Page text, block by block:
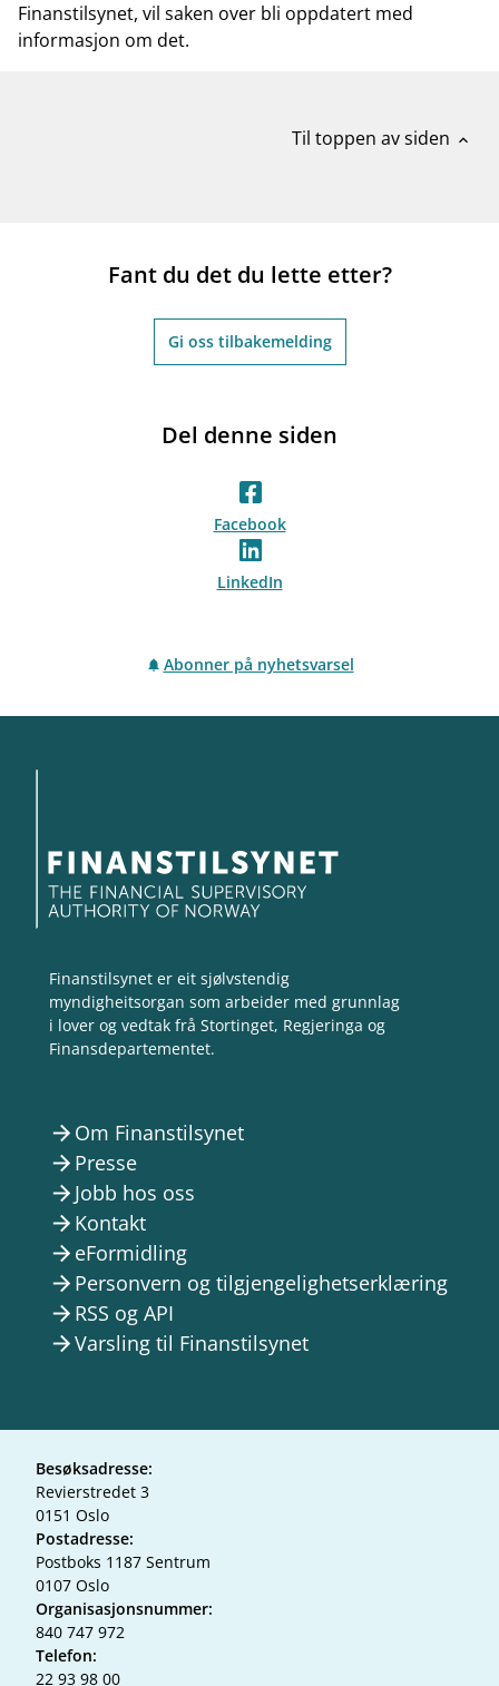
Finanstilsynet, vil saken over bli oppdatert med
informasjon om det.
Til toppen av siden expand_less
Fant du det du lette etter?
Gi oss tilbakemelding
Del denne siden
Facebook
LinkedIn
Abonner på nyhetsvarsel
Finanstilsynet er eit sjølvstendig
myndigheitsorgan som arbeider med grunnlag
i lover og vedtak frå Stortinget, Regjeringa og
Finansdepartementet.
arrow_forward Om Finanstilsynet
arrow_forward Presse
arrow_forward Jobb hos oss
arrow_forward Kontakt
arrow_forward eFormidling
arrow_forward Personvern og tilgjengelighetserklæring
arrow_forward RSS og API
arrow_forwardVarsling til Finanstilsynet
Besøksadresse:
Revierstredet 3
0151 Oslo
Postadresse:
Postboks 1187 Sentrum
0107 Oslo
Organisasjonsnummer:
840 747 972
Telefon:
22 93 98 00